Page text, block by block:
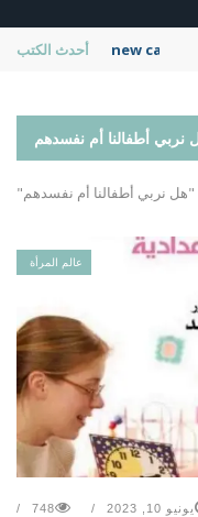
أحدث الكتب new
عالم المرأة
يونيو 10, 2023 748